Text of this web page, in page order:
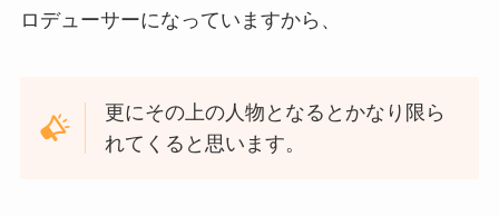
ロデューサーになっていますから、
更にその上の人物となるとかなり限ら
れてくると思います。